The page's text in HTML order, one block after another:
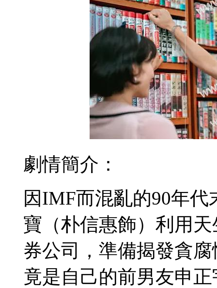
劇情簡介：
因IMF而混亂的90年
寶（朴信惠飾）利用
券公司，準備揭發貪
竟是自己的前男友申